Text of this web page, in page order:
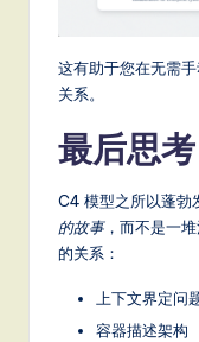
这有助于您在无需
关系。
最后思考
C4 模型之所以蓬勃
的故事，而不是一
的关系：
上下文界定问
容器描述架构